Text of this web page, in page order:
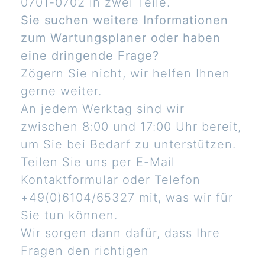
Sie suchen weitere Informationen
zum Wartungsplaner oder haben
eine dringende Frage?
Zögern Sie nicht, wir helfen Ihnen
gerne weiter.
An jedem Werktag sind wir
zwischen 8:00 und 17:00 Uhr bereit,
um Sie bei Bedarf zu unterstützen.
Teilen Sie uns per E-Mail
Kontaktformular oder Telefon
+49(0)6104/65327 mit, was wir für
Sie tun können.
Wir sorgen dann dafür, dass Ihre
Fragen den richtigen